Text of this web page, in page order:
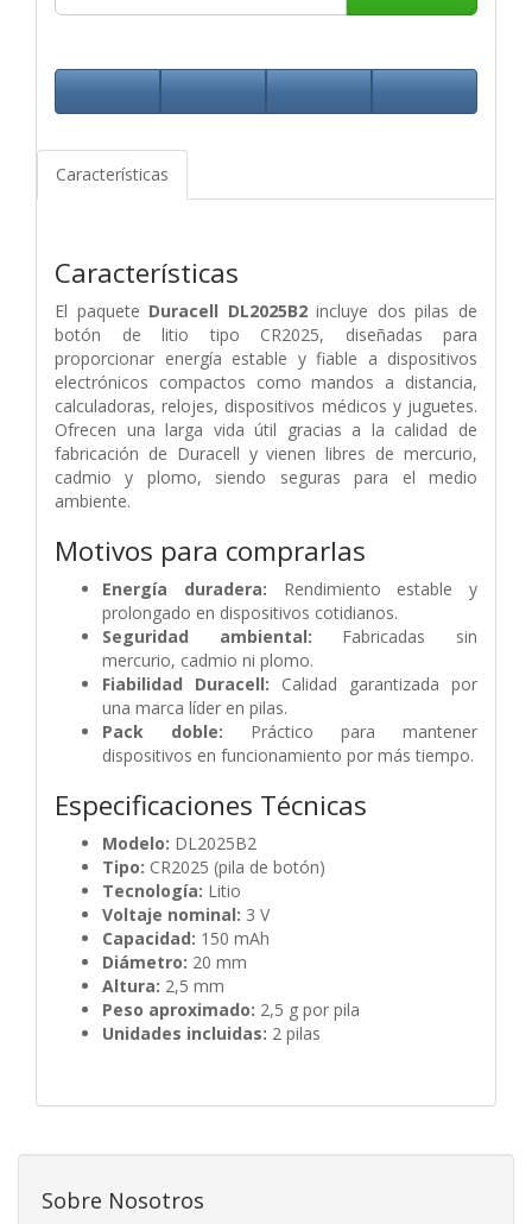
Características
Características
El paquete Duracell DL2025B2incluye dos pilas de
botón de litio tipo CR2025, diseñadas para
proporcionar energía estable y fiable a dispositivos
electrónicos compactos como mandos a distancia,
calculadoras, relojes, dispositivos médicos y juguetes.
Ofrecen una larga vida útil gracias a la calidad de
fabricación de Duracell y vienen libres de mercurio,
cadmio y plomo, siendo seguras para el medio
ambiente.
Motivos para comprarlas
Energía duradera: Rendimiento estable y
prolongado en dispositivos cotidianos.
Seguridad ambiental: Fabricadas sin
mercurio, cadmio ni plomo.
Fiabilidad Duracell: Calidad garantizada por
una marca líder en pilas.
Pack doble: Práctico para mantener
dispositivos en funcionamiento por más tiempo.
Especificaciones Técnicas
Modelo: DL2025B2
Tipo: CR2025 (pila de botón)
Tecnología: Litio
Voltaje nominal: 3 V
Capacidad: 150 mAh
Diámetro: 20 mm
Altura: 2,5 mm
Peso aproximado: 2,5 g por pila
Unidades incluidas: 2 pilas
Sobre Nosotros